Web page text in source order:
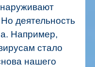
деятельность
Например,
стало
нашего